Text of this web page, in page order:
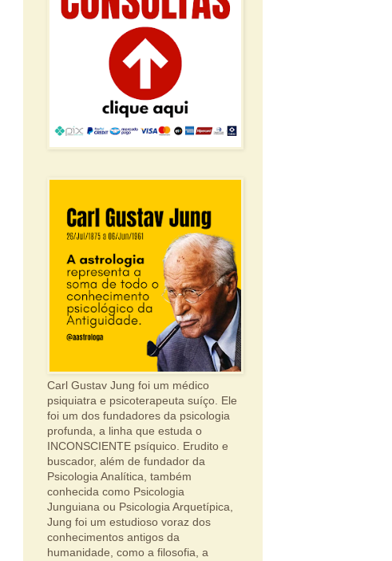
Carl Gustav Jung foi um médico
psiquiatra e psicoterapeuta suíço. Ele
foi um dos fundadores da psicologia
profunda, a linha que estuda o
INCONSCIENTE psíquico. Erudito e
buscador, além de fundador da
Psicologia Analítica, também
conhecida como Psicologia
Junguiana ou Psicologia Arquetípica,
Jung foi um estudioso voraz dos
conhecimentos antigos da
humanidade, como a filosofia, a